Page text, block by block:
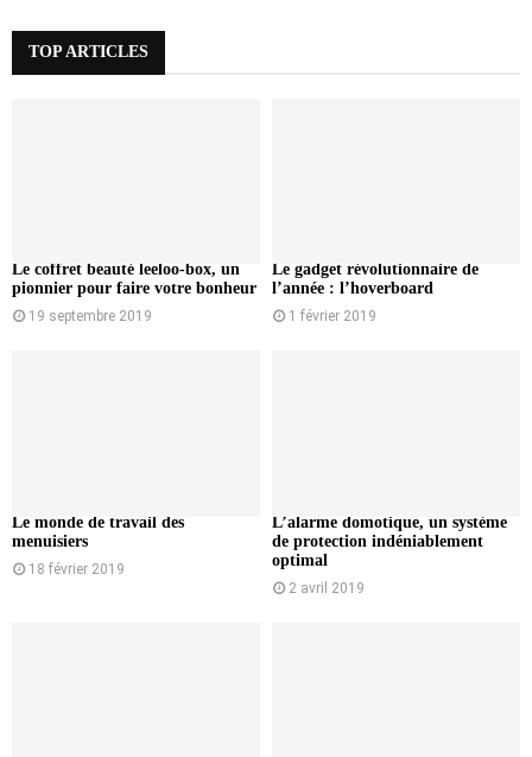
TOP ARTICLES
Le coffret beauté leeloo-box, un
pionnier pour faire votre bonheur
19 septembre 2019
Le gadget révolutionnaire de
l’année : l’hoverboard
1 février 2019
Le monde de travail des
menuisiers
18 février 2019
L’alarme domotique, un système
de protection indéniablement
optimal
2 avril 2019